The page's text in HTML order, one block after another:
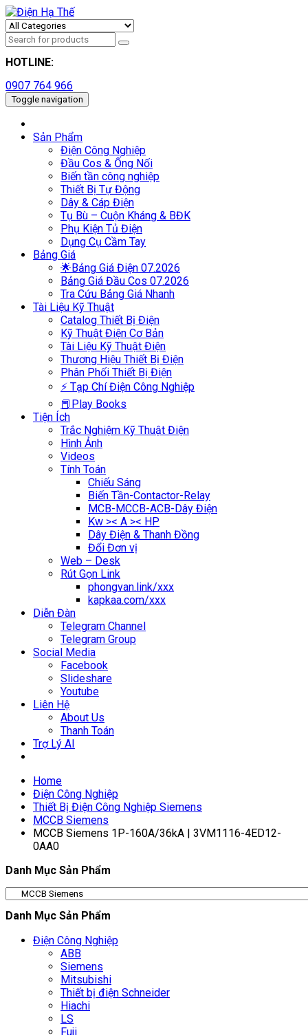
HOTLINE:
0907 764 966
Toggle navigation
Sản Phẩm
Điện Công Nghiệp
Đầu Cos & Ống Nối
Biến tần công nghiệp
Thiết Bị Tự Động
Dây & Cáp Điện
Tụ Bù – Cuộn Kháng & BĐK
Phụ Kiện Tủ Điện
Dụng Cụ Cầm Tay
Bảng Giá
🌟Bảng Giá Điện 07.2026
Bảng Giá Đầu Cos 07.2026
Tra Cứu Bảng Giá Nhanh
Tài Liệu Kỹ Thuật
Catalog Thiết Bị Điện
Kỹ Thuật Điện Cơ Bản
Tài Liệu Kỹ Thuật Điện
Thương Hiệu Thiết Bị Điện
Phân Phối Thiết Bị Điện
⚡ Tạp Chí Điện Công Nghiệp
📕Play Books
Tiện Ích
Trắc Nghiệm Kỹ Thuật Điện
Hình Ảnh
Videos
Tính Toán
Chiếu Sáng
Biến Tần-Contactor-Relay
MCB-MCCB-ACB-Dây Điện
Kw >< A >< HP
Dây Điện & Thanh Đồng
Đổi Đơn vị
Web – Desk
Rút Gọn Link
phongvan.link/xxx
kapkaa.com/xxx
Diễn Đàn
Telegram Channel
Telegram Group
Social Media
Facebook
Slideshare
Youtube
Liên Hệ
About Us
Thanh Toán
Trợ Lý AI
Home
Điện Công Nghiệp
Thiết Bị Điện Công Nghiệp Siemens
MCCB Siemens
MCCB Siemens 1P-160A/36kA | 3VM1116-4ED12-
0AA0
Danh Mục Sản Phẩm
Danh Mục Sản Phẩm
Điện Công Nghiệp
ABB
Siemens
Mitsubishi
Thiết bị điện Schneider
Hiachi
LS
Fuji